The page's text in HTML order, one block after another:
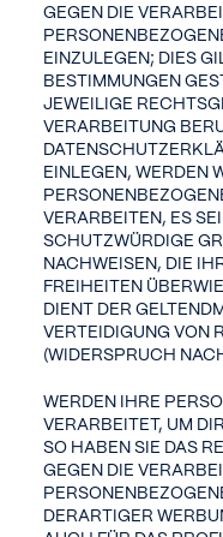
GEGEN DIE
EINZULEGEN; DIES
BESTIMMUNGEN
JEWEILIGE
VERARBEITUNG
EINLEGEN, WERDEN
VERARBEITEN, ES
SCHUTZWÜRDIGE
NACHWEISEN, DIE
FREIHEITEN
DIENT DER
VERTEIDIGUNG VON
(WIDERSPRUCH
WERDEN IHRE
VERARBEITET, UM
SO HABEN SIE DAS
GEGEN DIE
DERARTIGER